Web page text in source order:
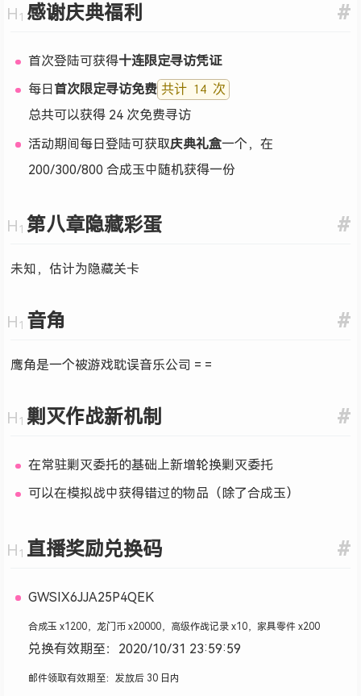
#
感谢庆典福利
首次登陆可获得十连限定寻访凭证
每日 首次限定寻访免费 共计 14 次
总共可以获得 24 次免费寻访
活动期间每日登陆可获取庆典礼盒一个，在
200/300/800 合成玉中随机获得一份
#
第八章隐藏彩蛋
未知，估计为隐藏关卡
#
音角
鹰角是一个被游戏耽误音乐公司 = =
#
剿灭作战新机制
在常驻剿灭委托的基础上新增轮换剿灭委托
可以在模拟战中获得错过的物品（除了合成玉）
#
直播奖励兑换码
GWSIX6JJA25P4QEK
合成玉 x1200，龙门币 x20000，高级作战记录 x10，家具零件 x200
兑换有效期至：2020/10/31 23:59:59
邮件领取有效期至：发放后 30 日内